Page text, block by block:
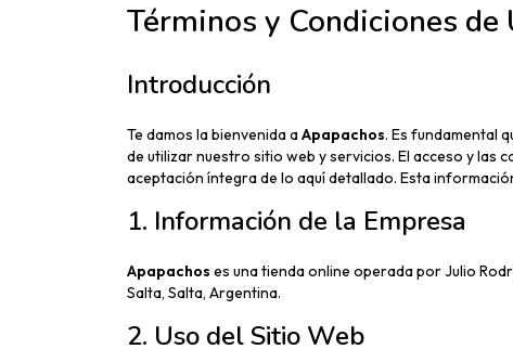
Términos y Condiciones de
Introducción
Te damos la bienvenida aApapachos. Es fundamental
de utilizar nuestro sitio web y servicios. El acceso y las
aceptación íntegra de lo aquí detallado. Esta
1. Información de la Empresa
Apapachos es una tienda online operada por Julio
Salta, Salta, Argentina.
2. Uso del Sitio Web